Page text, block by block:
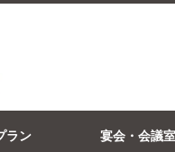
ラン 宴会・会議室